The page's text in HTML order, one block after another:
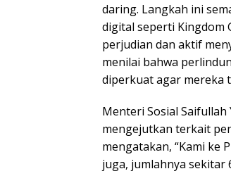
daring. Langkah ini
digital seperti Kingdom
perjudian dan aktif
menilai bahwa
diperkuat agar mereka
Menteri Sosial
mengejutkan terkait
mengatakan, “Kami ke
juga, jumlahnya sekitar